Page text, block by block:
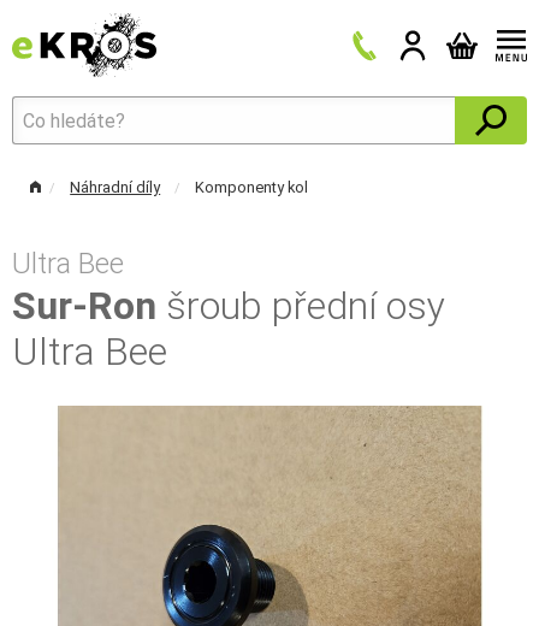
Náhradní díly Komponenty kol
Ultra Bee
Sur-Ron šroub přední osy
Ultra Bee